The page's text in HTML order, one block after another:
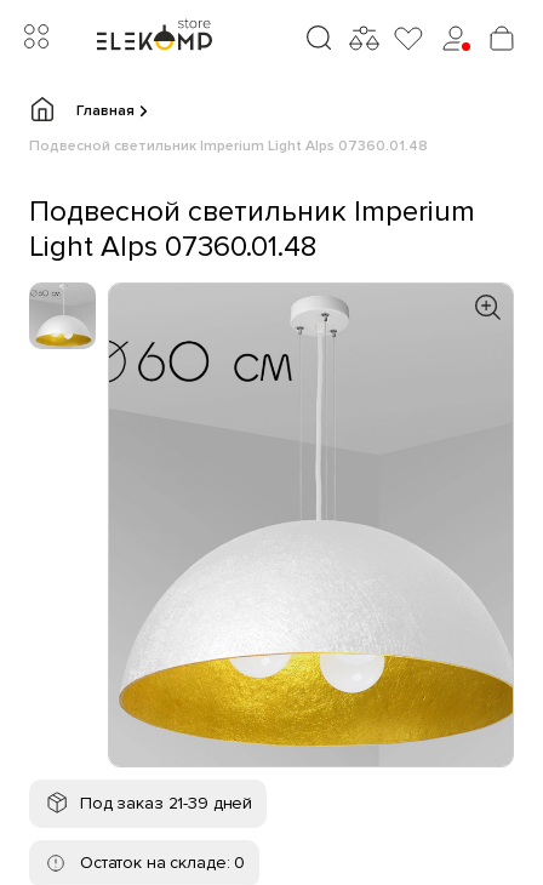
Главная
Подвесной светильник Imperium Light Alps 07360.01.48
Подвесной светильник Imperium
Light Alps 07360.01.48
Под заказ 21-39 дней
Остаток на складе: 0